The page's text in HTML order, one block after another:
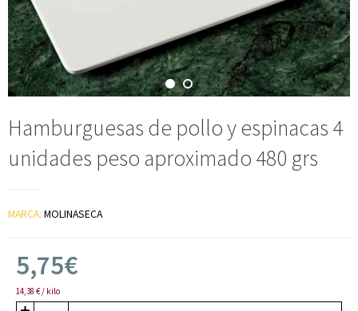
Hamburguesas de pollo y espinacas 4
unidades peso aproximado 480 grs
MARCA: MOLINASECA
5,75€
14,38 € / kilo